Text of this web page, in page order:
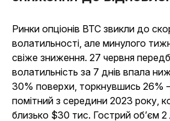
Ринки опціонів BTC звикли до
волатильності, але минулого
свіже зниження. 27 червня
волатильність за 7 днів впала
30% поверхи, торкнувшись 26%
помітний з середини 2023 року,
близько $30 тис. Гострий об’єм